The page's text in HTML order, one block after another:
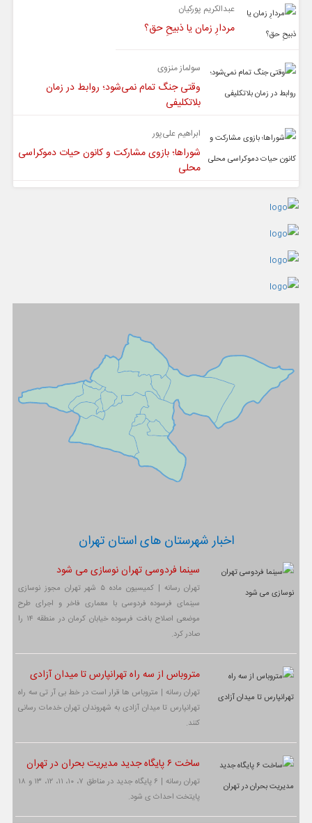
عبدالکریم پورکیان
مردارِ زمان یا ذبیحِ حق؟
سولماز منزوی
وقتی جنگ تمام نمی‌شود؛ روابط در زمان
بلاتکلیفی
ابراهیم علی‌پور
شوراها؛ بازوی مشارکت و کانون حیات دموکراسی
محلی
اخبار شهرستان های استان تهران
سینما فردوسی تهران نوسازی می شود
تهران رسانه | کمیسیون ماده ۵ شهر تهران مجوز نوسازی
سینمای فرسوده فردوسی با معماری فاخر و اجرای طرح
موضعی اصلاح بافت فرسوده خیابان کرمان در منطقه ۱۴ را
صادر کرد.
متروباس از سه راه تهرانپارس تا میدان آزادی
تهران رسانه | متروباس ها قرار است در خط بی آر تی سه راه
تهرانپارس تا میدان آزادی به شهروندان تهران خدمات رسانی
کنند.
ساخت ۶ پایگاه جدید مدیریت بحران در تهران
تهران رسانه | ۶ پایگاه جدید در مناطق ۷، ۱۰، ۱۱، ۱۲، ۱۳ و ۱۸
پایتخت احداث ی شود.